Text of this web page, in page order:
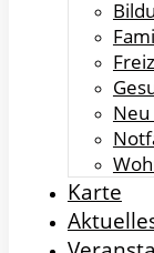
Neu
Karte